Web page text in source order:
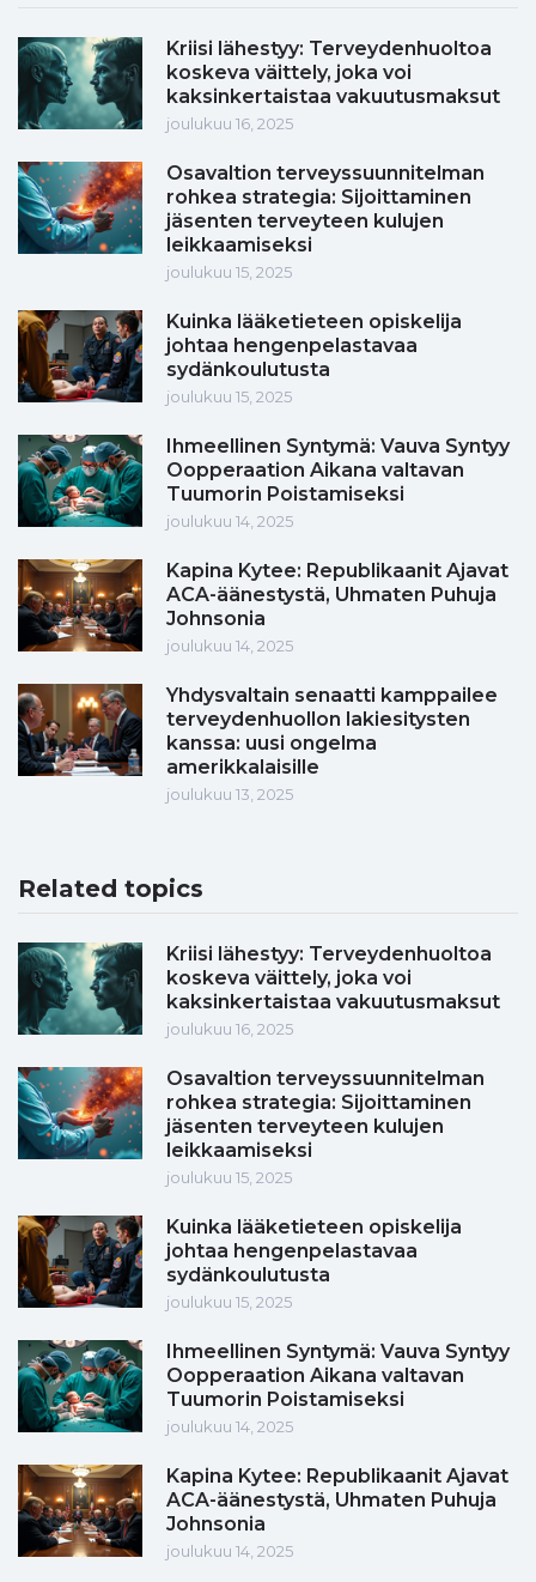
Kriisi lähestyy: Terveydenhuoltoa
koskeva väittely, joka voi
kaksinkertaistaa vakuutusmaksut
joulukuu 16, 2025
Osavaltion terveyssuunnitelman
rohkea strategia: Sijoittaminen
jäsenten terveyteen kulujen
leikkaamiseksi
joulukuu 15, 2025
Kuinka lääketieteen opiskelija
johtaa hengenpelastavaa
sydänkoulutusta
joulukuu 15, 2025
Ihmeellinen Syntymä: Vauva Syntyy
Oopperaation Aikana valtavan
Tuumorin Poistamiseksi
joulukuu 14, 2025
Kapina Kytee: Republikaanit Ajavat
ACA-äänestystä, Uhmaten Puhuja
Johnsonia
joulukuu 14, 2025
Yhdysvaltain senaatti kamppailee
terveydenhuollon lakiesitysten
kanssa: uusi ongelma
amerikkalaisille
joulukuu 13, 2025
Related topics
Kriisi lähestyy: Terveydenhuoltoa
koskeva väittely, joka voi
kaksinkertaistaa vakuutusmaksut
joulukuu 16, 2025
Osavaltion terveyssuunnitelman
rohkea strategia: Sijoittaminen
jäsenten terveyteen kulujen
leikkaamiseksi
joulukuu 15, 2025
Kuinka lääketieteen opiskelija
johtaa hengenpelastavaa
sydänkoulutusta
joulukuu 15, 2025
Ihmeellinen Syntymä: Vauva Syntyy
Oopperaation Aikana valtavan
Tuumorin Poistamiseksi
joulukuu 14, 2025
Kapina Kytee: Republikaanit Ajavat
ACA-äänestystä, Uhmaten Puhuja
Johnsonia
joulukuu 14, 2025